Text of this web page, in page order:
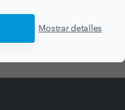
Mostrar detalles